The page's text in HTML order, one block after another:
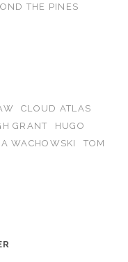
THE PINES
CLOUD ATLAS
GRANT
HUGO
WACHOWSKI
TOM